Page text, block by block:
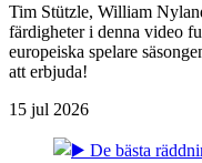
Tim Stützle, William
färdigheter i denna video
europeiska spelare
att erbjuda!
15 jul 2026